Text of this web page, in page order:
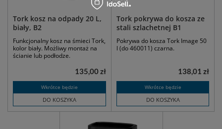
Tork kosz na odpady 20 L,
biały, B2
Funkcjonalny kosz na śmieci Tork,
kolor biały. Możliwy montaż na
ścianie lub podłodze.
Wkrótce będzie
DO KOSZYKA
135,00 zł
Tork pokrywa do kosza ze
stali szlachetnej B1
Pokrywa do kosza Tork Image 50
l (do 460011) czarna.
Wkrótce będzie
DO KOSZYKA
138,01 zł